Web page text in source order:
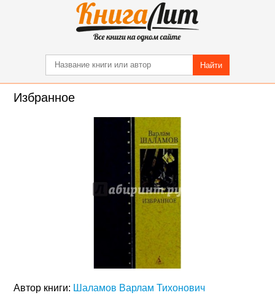
Найти
Избранное
Автор книги: Шаламов Варлам Тихонович